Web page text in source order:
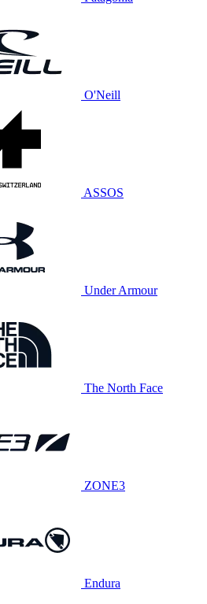
O'Neill
ASSOS
Under Armour
The North Face
ZONE3
Endura